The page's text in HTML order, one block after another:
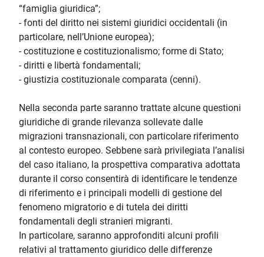
“famiglia giuridica”;
- fonti del diritto nei sistemi giuridici occidentali (in
particolare, nell’Unione europea);
- costituzione e costituzionalismo; forme di Stato;
- diritti e libertà fondamentali;
- giustizia costituzionale comparata (cenni).
Nella seconda parte saranno trattate alcune questioni
giuridiche di grande rilevanza sollevate dalle
migrazioni transnazionali, con particolare riferimento
al contesto europeo. Sebbene sarà privilegiata l’analisi
del caso italiano, la prospettiva comparativa adottata
durante il corso consentirà di identificare le tendenze
di riferimento e i principali modelli di gestione del
fenomeno migratorio e di tutela dei diritti
fondamentali degli stranieri migranti.
In particolare, saranno approfonditi alcuni profili
relativi al trattamento giuridico delle differenze